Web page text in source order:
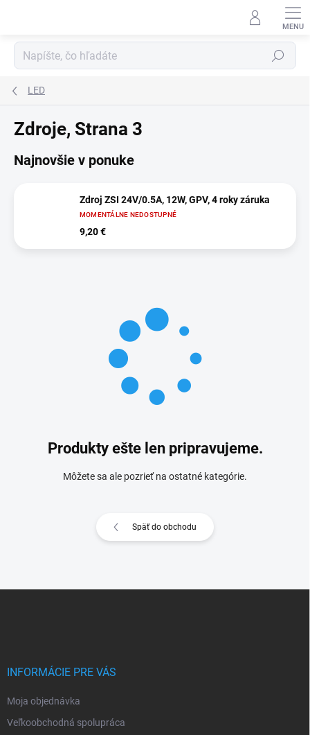
Hľadať
LED
Zdroje, Strana 3
Najnovšie v ponuke
Zdroj ZSI 24V/0.5A, 12W, GPV, 4 roky záruka
MOMENTÁLNE NEDOSTUPNÉ
9,20 €
Produkty ešte len pripravujeme.
Môžete sa ale pozrieť na ostatné kategórie.
Späť do obchodu
INFORMÁCIE PRE VÁS
Moja objednávka
Veľkoobchodná spolupráca